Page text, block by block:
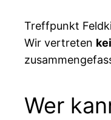
Treffpunkt
Wir vertreten
Wer